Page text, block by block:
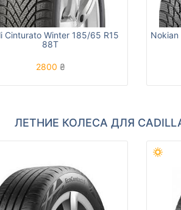
Cinturato Winter 185/65 R15
88T
2800 ₴
ЛЕТНИЕ КОЛЕСА ДЛЯ